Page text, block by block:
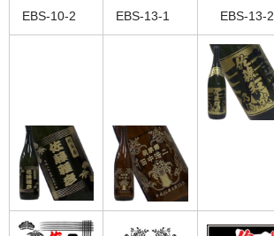
EBS-10-2 EBS-13-1 EBS-13-2